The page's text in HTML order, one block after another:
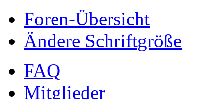
Foren-Übersicht
Ändere Schriftgröße
FAQ
Mitglieder